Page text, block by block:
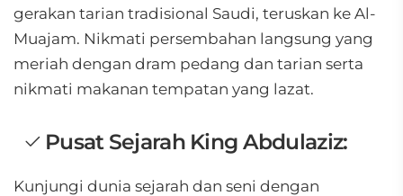
gerakan tarian tradisional Saudi, teruskan ke Al-
Muajam. Nikmati persembahan langsung yang
meriah dengan dram pedang dan tarian serta
nikmati makanan tempatan yang lazat.
Pusat Sejarah King Abdulaziz:
Kunjungi dunia sejarah dan seni dengan